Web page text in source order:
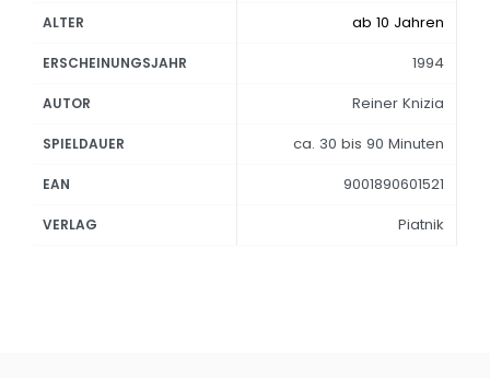
ALTER ab 10 Jahren
ERSCHEINUNGSJAHR 1994
AUTOR Reiner Knizia
SPIELDAUER ca. 30 bis 90 Minuten
EAN 9001890601521
VERLAG Piatnik